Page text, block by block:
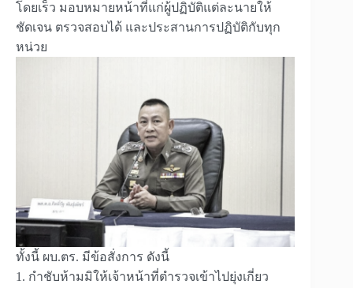
โดยเร็ว มอบหมายหน้าที่แก่ผู้ปฏิบัติแต่ละนายให้
ชัดเจน ตรวจสอบได้ และประสานการปฏิบัติกับทุก
หน่วย
ทั้งนี้ ผบ.ตร. มีข้อสั่งการ ดังนี้
1. กำชับห้ามมิให้เจ้าหน้าที่ตำรวจเข้าไปยุ่งเกี่ยว